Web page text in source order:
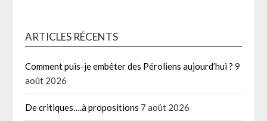
ARTICLES RÉCENTS
Comment puis-je embêter des Péroliens aujourd’hui ? 9
août 2026
De critiques….à propositions 7 août 2026